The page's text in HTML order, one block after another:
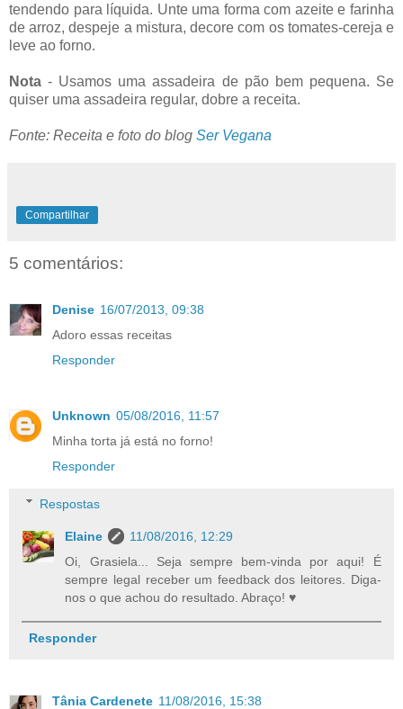
tendendo para líquida. Unte uma forma com azeite e farinha
de arroz, despeje a mistura, decore com os tomates-cereja e
leve ao forno.
Nota - Usamos uma assadeira de pão bem pequena. Se
quiser uma assadeira regular, dobre a receita.
Fonte: Receita e foto do blog Ser Vegana
Compartilhar
5 comentários:
Denise 16/07/2013, 09:38
Adoro essas receitas
Responder
Unknown 05/08/2016, 11:57
Minha torta já está no forno!
Responder
Respostas
Elaine
11/08/2016, 12:29
Oi, Grasiela... Seja sempre bem-vinda por aqui! É
sempre legal receber um feedback dos leitores. Diga-
nos o que achou do resultado. Abraço! ♥
Responder
Tânia Cardenete 11/08/2016, 15:38